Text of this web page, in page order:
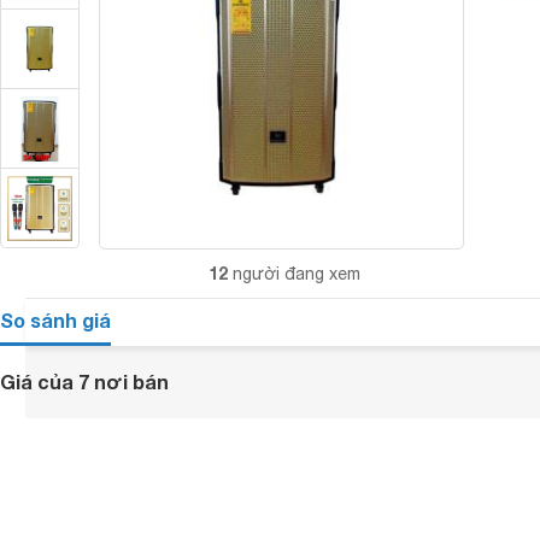
12 người đang xem
So sánh giá
Giá của 7 nơi bán